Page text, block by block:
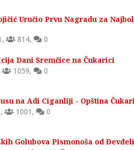
Uručio Prvu Nagradu za
, 814, 0
Dani Sremčice na Čukarici
1059, 0
na Adi Ciganliji - Opština
, 1001 , 0
Golubova Pismonoša od